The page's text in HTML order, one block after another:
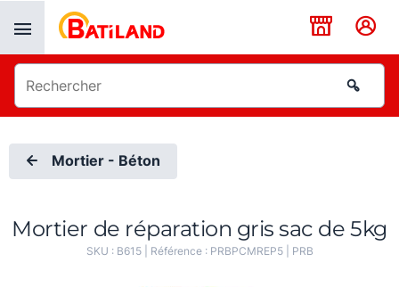
Mortier - Béton
Mortier de réparation gris sac de 5kg
SKU : B615| Référence : PRBPCMREP5| PRB
Panneau de gestion des cookies